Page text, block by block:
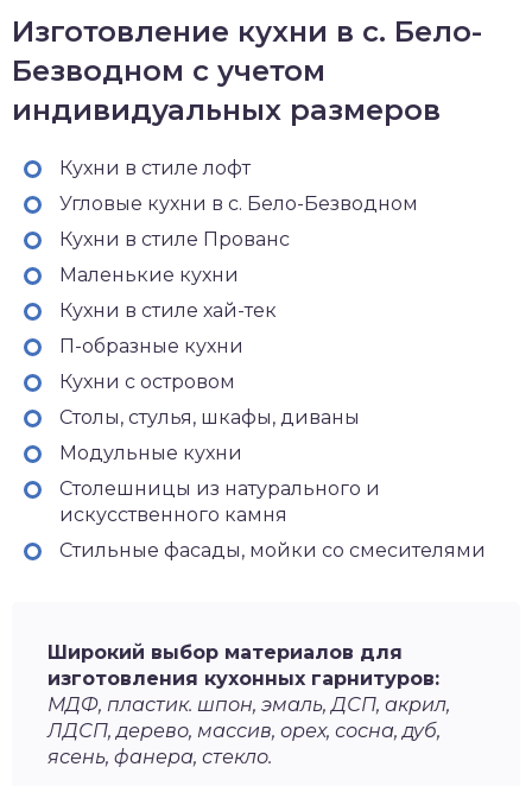
Изготовление кухни в с. Бело-
Безводном с учетом
индивидуальных размеров
Кухни в стиле лофт
Угловые кухни в с. Бело-Безводном
Кухни в стиле Прованс
Маленькие кухни
Кухни в стиле хай-тек
П-образные кухни
Кухни с островом
Столы, стулья, шкафы, диваны
Модульные кухни
Столешницы из натурального и
искусственного камня
Стильные фасады, мойки со смесителями
Широкий выбор материалов для
изготовления кухонных гарнитуров:
МДФ, пластик. шпон, эмаль, ДСП, акрил,
ЛДСП, дерево, массив, орех, сосна, дуб,
ясень, фанера, стекло.